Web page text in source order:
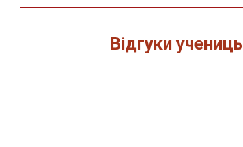
Відгуки учениць